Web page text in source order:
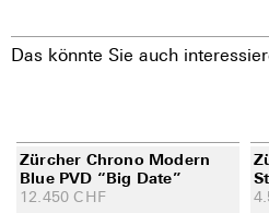
Das könnte Sie auch
Zürcher Chrono Modern
Blue PVD “Big Date”
12.450 CHF